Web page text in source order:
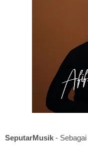
SeputarMusik - Sebagai